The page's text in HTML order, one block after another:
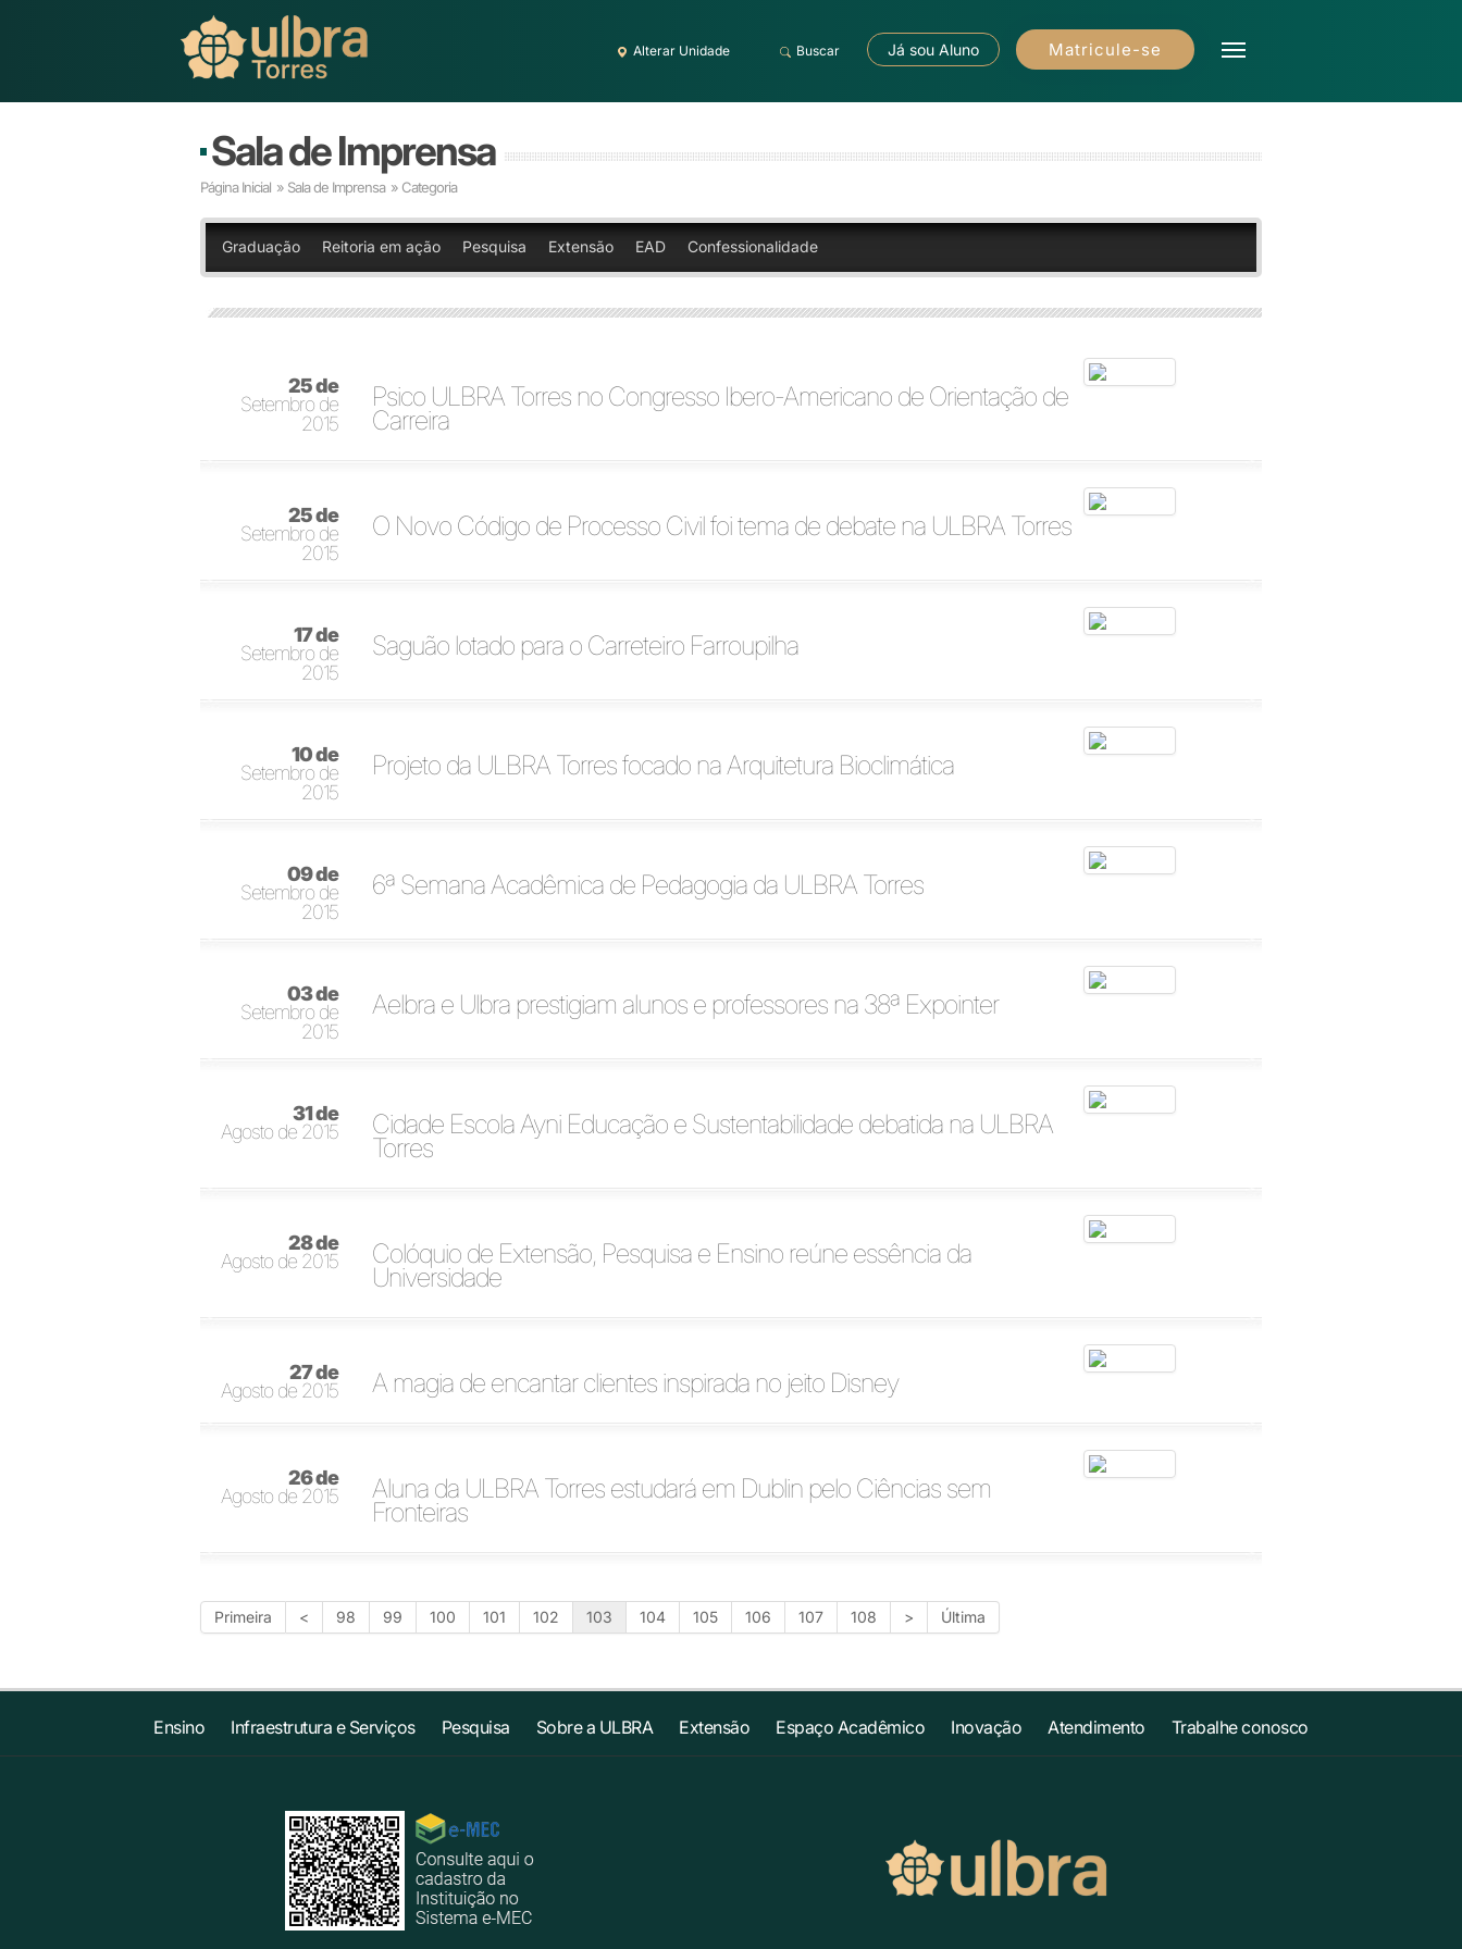
Alterar Unidade Buscar Já sou Aluno Matricule-se
Sala de Imprensa
Página Inicial » Sala de Imprensa » Categoria
Graduação Reitoria em ação Pesquisa Extensão EAD Confessionalidade
25 de
Setembro de
2015
Psico ULBRA Torres no Congresso Ibero-Americano de Orientação de
Carreira
25 de
Setembro de
2015
O Novo Código de Processo Civil foi tema de debate na ULBRA Torres
17 de
Setembro de
2015
Saguão lotado para o Carreteiro Farroupilha
10 de
Setembro de
2015
Projeto da ULBRA Torres focado na Arquitetura Bioclimática
09 de
Setembro de
2015
6ª Semana Acadêmica de Pedagogia da ULBRA Torres
03 de
Setembro de
2015
Aelbra e Ulbra prestigiam alunos e professores na 38ª Expointer
31 de
Agosto de 2015
Cidade Escola Ayni Educação e Sustentabilidade debatida na ULBRA
Torres
28 de
Agosto de 2015
Colóquio de Extensão, Pesquisa e Ensino reúne essência da
Universidade
27 de
Agosto de 2015
A magia de encantar clientes inspirada no jeito Disney
26 de
Agosto de 2015
Aluna da ULBRA Torres estudará em Dublin pelo Ciências sem
Fronteiras
Primeira < 98 99 100 101 102 103 104 105 106 107 108 > Última
Ensino Infraestrutura e Serviços Pesquisa Sobre a ULBRA Extensão Espaço Acadêmico Inovação Atendimento Trabalhe conosco